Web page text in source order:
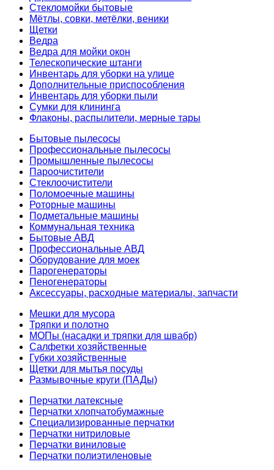
Стекломойки бытовые
Мётлы, совки, метёлки, веники
Щетки
Ведра
Ведра для мойки окон
Телескопические штанги
Инвентарь для уборки на улице
Дополнительные приспособления
Инвентарь для уборки пыли
Сумки для клининга
Флаконы, распылители, мерные тары
Бытовые пылесосы
Профессиональные пылесосы
Промышленные пылесосы
Пароочистители
Стеклоочистители
Поломоечные машины
Роторные машины
Подметальные машины
Коммунальная техника
Бытовые АВД
Профессиональные АВД
Оборудование для моек
Парогенераторы
Пеногенераторы
Аксессуары, расходные материалы, запчасти
Мешки для мусора
Тряпки и полотно
МОПы (насадки и тряпки для швабр)
Салфетки хозяйственные
Губки хозяйственные
Щетки для мытья посуды
Размывочные круги (ПАДы)
Перчатки латексные
Перчатки хлопчатобумажные
Специализированные перчатки
Перчатки нитриловые
Перчатки виниловые
Перчатки полиэтиленовые